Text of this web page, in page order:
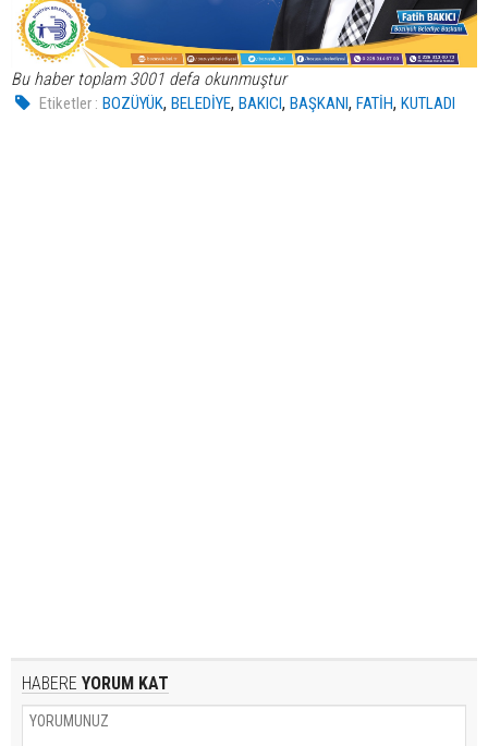
Bu haber toplam 3001 defa okunmuştur
Etiketler : BOZÜYÜK,BELEDİYE,BAKICI,BAŞKANI,FATİH,KUTLADI
HABERE YORUM KAT